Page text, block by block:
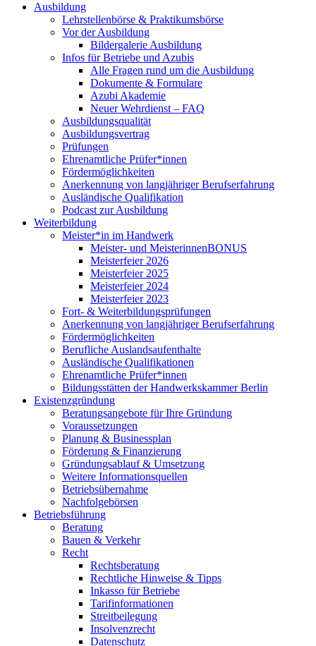
Ausbildung
Lehrstellenbörse & Praktikumsbörse
Vor der Ausbildung
Bildergalerie Ausbildung
Infos für Betriebe und Azubis
Alle Fragen rund um die Ausbildung
Dokumente & Formulare
Azubi Akademie
Neuer Wehrdienst – FAQ
Ausbildungsqualität
Ausbildungsvertrag
Prüfungen
Ehrenamtliche Prüfer*innen
Fördermöglichkeiten
Anerkennung von langjähriger Berufserfahrung
Ausländische Qualifikation
Podcast zur Ausbildung
Weiterbildung
Meister*in im Handwerk
Meister- und MeisterinnenBONUS
Meisterfeier 2026
Meisterfeier 2025
Meisterfeier 2024
Meisterfeier 2023
Fort- & Weiterbildungsprüfungen
Anerkennung von langjähriger Berufserfahrung
Fördermöglichkeiten
Berufliche Auslandsaufenthalte
Ausländische Qualifikationen
Ehrenamtliche Prüfer*innen
Bildungsstätten der Handwerkskammer Berlin
Existenzgründung
Beratungsangebote für Ihre Gründung
Voraussetzungen
Planung & Businessplan
Förderung & Finanzierung
Gründungsablauf & Umsetzung
Weitere Informationsquellen
Betriebsübernahme
Nachfolgebörsen
Betriebsführung
Beratung
Bauen & Verkehr
Recht
Rechtsberatung
Rechtliche Hinweise & Tipps
Inkasso für Betriebe
Tarifinformationen
Streitbeilegung
Insolvenzrecht
Datenschutz